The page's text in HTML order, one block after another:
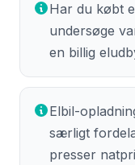
Har du købt
undersøge
en billig
Elbil-
særligt
presser